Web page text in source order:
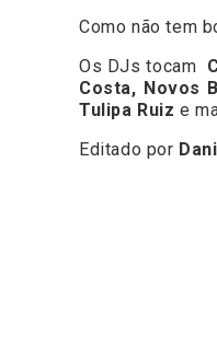
Como não tem
Os DJs tocam
Costa, Novos
Tulipa Ruize
Editado por